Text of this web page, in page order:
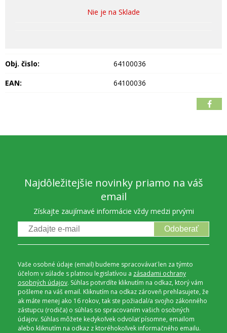
Nie je na Sklade
Obj. čislo:
64100036
EAN:
64100036
Najdôležitejšie novinky priamo na váš
email
Získajte zaujímavé informácie vždy medzi prvými
Odoberať
Vaše osobné údaje (email) budeme spracovávať len za týmto
účelom v súlade s platnou legislatívou a zásadami ochrany
osobných údajov. Súhlas potvrdíte kliknutím na odkaz, ktorý vám
pošleme na váš email. Kliknutím na odkaz zároveň prehlasujete, že
ak máte menej ako 16 rokov, tak ste požiadal/a svojho zákonného
zástupcu (rodiča) o súhlas so spracovaním vašich osobných
údajov. Súhlas môžete kedykoľvek odvolať písomne, emailom
alebo kliknutím na odkaz z ktoréhokoľvek informačného emailu.